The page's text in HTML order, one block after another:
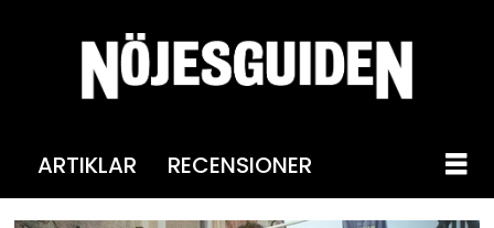
ARTIKLAR RECENSIONER